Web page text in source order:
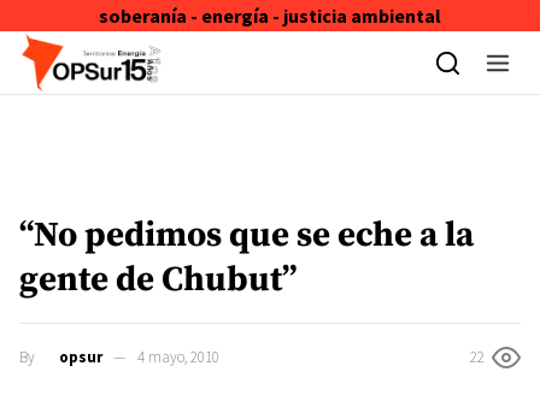
soberanía - energía - justicia ambiental
Skip to content
“No pedimos que se eche a la
gente de Chubut”
By opsur 4 mayo, 2010 22